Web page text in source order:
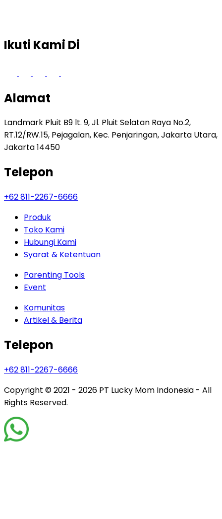
Ikuti Kami Di
Alamat
Landmark Pluit B9 lt. 9, Jl. Pluit Selatan Raya No.2,
RT.12/RW.15, Pejagalan, Kec. Penjaringan, Jakarta Utara,
Jakarta 14450
Telepon
+62 811-2267-6666
Produk
Toko Kami
Hubungi Kami
Syarat & Ketentuan
Parenting Tools
Event
Komunitas
Artikel & Berita
Telepon
+62 811-2267-6666
Copyright © 2021 - 2026 PT Lucky Mom Indonesia - All
Rights Reserved.